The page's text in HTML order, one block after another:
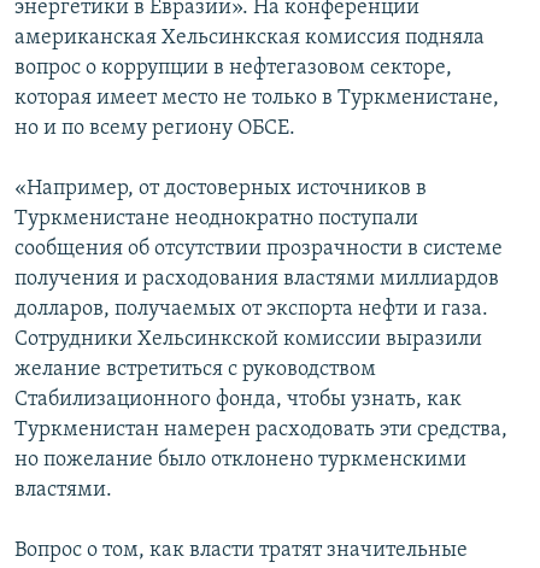
энергетики в Евразии». На конференции
американская Хельсинкская комиссия подняла
вопрос о коррупции в нефтегазовом секторе,
которая имеет место не только в Туркменистане,
но и по всему региону ОБСЕ.
«Например, от достоверных источников в
Туркменистане неоднократно поступали
сообщения об отсутствии прозрачности в системе
получения и расходования властями миллиардов
долларов, получаемых от экспорта нефти и газа.
Сотрудники Хельсинкской комиссии выразили
желание встретиться с руководством
Стабилизационного фонда, чтобы узнать, как
Туркменистан намерен расходовать эти средства,
но пожелание было отклонено туркменскими
властями.
Вопрос о том, как власти тратят значительные